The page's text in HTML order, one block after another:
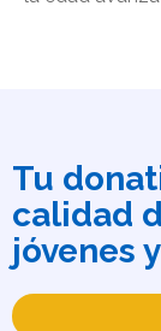
Tu
calidad
jóvenes